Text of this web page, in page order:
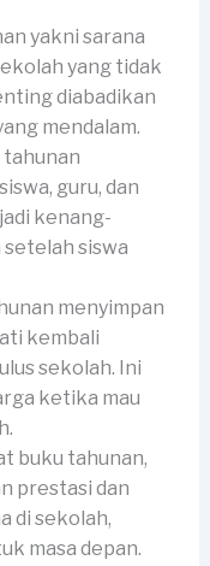
yakni sarana
yang tidak
diabadikan
mendalam.
tahunan
guru, dan
kenang-
siswa
menyimpan
kembali
sekolah. Ini
ketika mau
buku tahunan,
prestasi dan
di sekolah,
masa depan.